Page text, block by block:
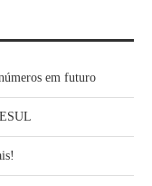
em futuro